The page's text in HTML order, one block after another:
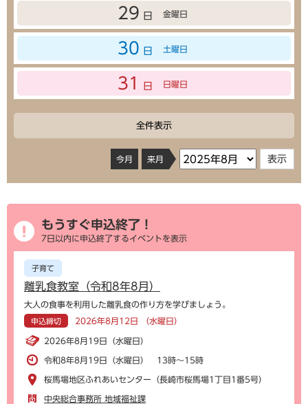
29 日 金曜日
30 日 土曜日
31 日 日曜日
全件表示
今月 来月
もうすぐ申込終了！
7日以内に申込終了するイベントを表示
子育て
離乳食教室（令和8年8月）
大人の食事を利用した離乳食の作り方を学びましょう。
申込締切 2026年8月12日 （水曜日）
2026年8月19日（水曜日）
令和8年8月19日（水曜日） 13時～15時
桜馬場地区ふれあいセンター（長崎市桜馬場1丁目1番5号）
中央総合事務所 地域福祉課